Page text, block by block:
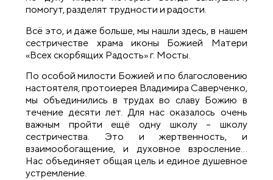
помогут, разделят трудности и радости.
Всё это, и даже больше, мы нашли здесь, в нашем
сестричестве храма иконы Божией Матери
«Всех скорбящих Радость» г. Мосты.
По особой милости Божией и по благословению
настоятеля, протоиерея Владимира Саверченко,
мы объединились в трудах во славу Божию в
течение десяти лет. Для нас оказалось очень
важным пройти ещё одну школу – школу
сестричества. Это и жертвенность, и
взаимообогащение, и духовное взросление…
Нас объединяет общая цель и единое душевное
устремление.